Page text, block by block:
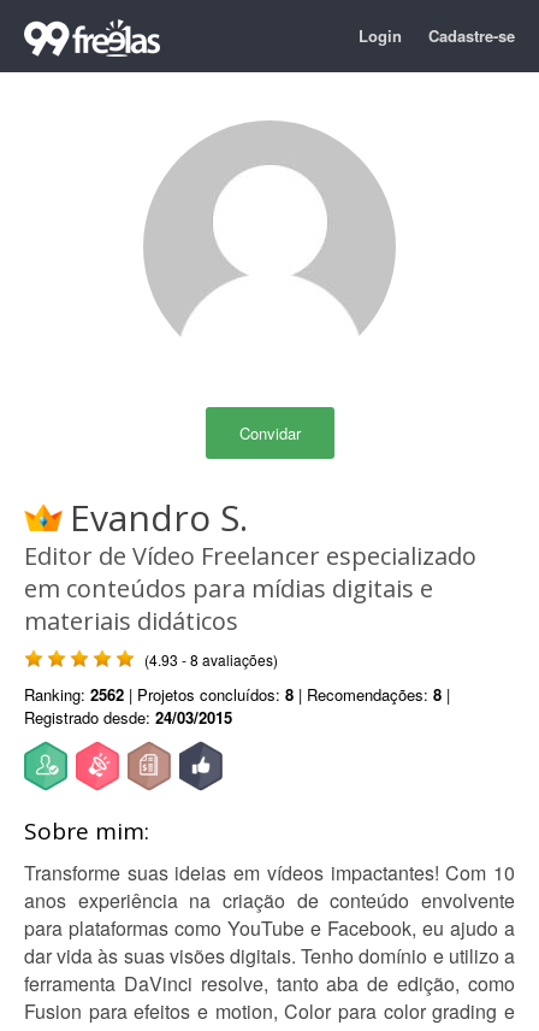
Login Cadastre-se
Convidar
Evandro S.
Editor de Vídeo Freelancer especializado
em conteúdos para mídias digitais e
materiais didáticos
(4.93 - 8 avaliações)
Ranking: 2562 | Projetos concluídos: 8 | Recomendações: 8 |
Registrado desde: 24/03/2015
Sobre mim:
Transforme suas ideias em vídeos impactantes! Com 10
anos experiência na criação de conteúdo envolvente
para plataformas como YouTube e Facebook, eu ajudo a
dar vida às suas visões digitais. Tenho domínio e utilizo a
ferramenta DaVinci resolve, tanto aba de edição, como
Fusion para efeitos e motion, Color para color grading e